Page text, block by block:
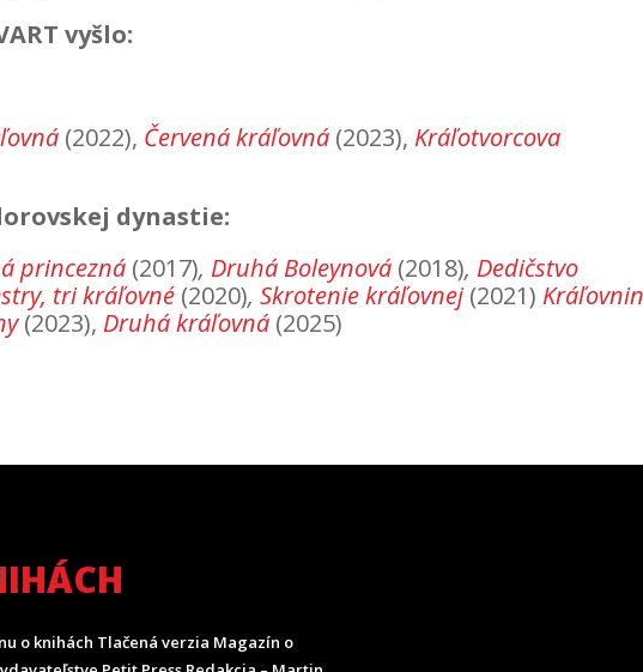
vyšlo:
(2022), Červená kráľovná (2023), Kráľotvorcova
dynastie:
princezná (2017), Druhá Boleynová (2018), Dedičstvo
tri kráľovné (2020),Skrotenie kráľovnej (2021)
(2023), Druhá kráľovná (2025)
o knihách Tlačená verzia Magazín o